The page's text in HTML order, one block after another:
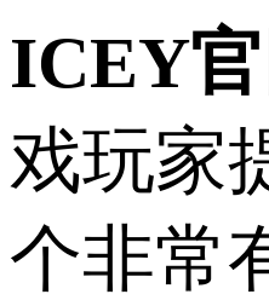
ICEY官
戏玩家
个非常